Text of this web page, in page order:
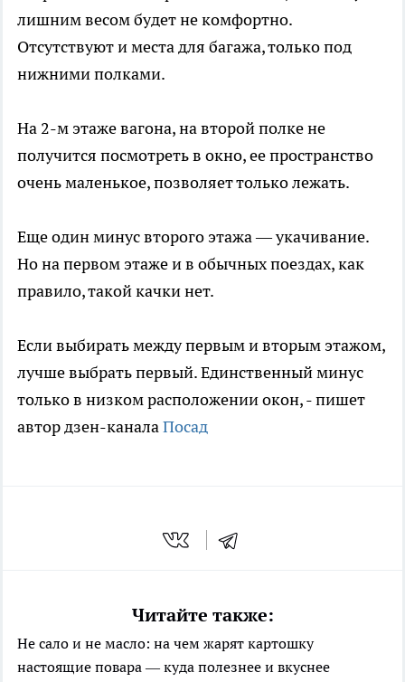
лишним весом будет не комфортно.
Отсутствуют и места для багажа, только под
нижними полками.
На 2-м этаже вагона, на второй полке не
получится посмотреть в окно, ее пространство
очень маленькое, позволяет только лежать.
Еще один минус второго этажа — укачивание.
Но на первом этаже и в обычных поездах, как
правило, такой качки нет.
Если выбирать между первым и вторым этажом,
лучше выбрать первый. Единственный минус
только в низком расположении окон, - пишет
автор дзен-каналаПосад
Читайте также:
Не сало и не масло: на чем жарят картошку
настоящие повара — куда полезнее и вкуснее